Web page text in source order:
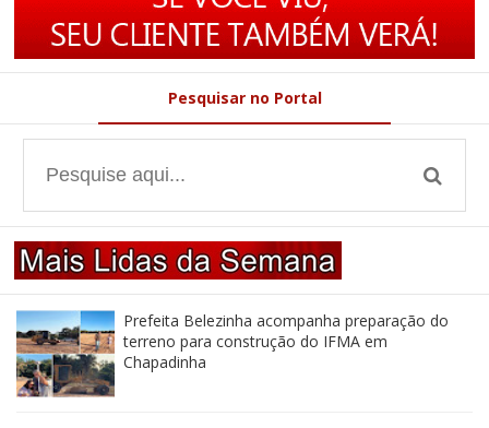
Pesquisar no Portal
Prefeita Belezinha acompanha preparação do
terreno para construção do IFMA em
Chapadinha